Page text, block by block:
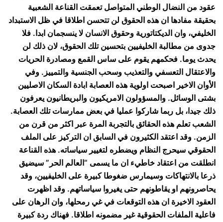
عقود من النضال الوطني المتواصل تعمقت القناعة الشعبية
بحقيقة مفادها ان هذه الحقوق لن تتحسن اطلاقا في ظل الاستبداد
الخليفي، وان الديكتاتورية وحقوق الانسان لا ينسجمان ابدا. فلا
جدوى من مطالبة الخليفيين بتحسين تلك الحقوق، لان ذلك لن
يحدث يوما. فحكمهم يقوم على ساس القمع ومصادرة الحريات
والاعتقال التعسفي والتعذيب وسحب الجنسية والتمييز. وفي
الأوان الاخير اصبحت اولوية هذه العصابة ابادة السكان الاصليين
بشتى الوسائل. والمسؤولون الامريكيون والبريطانيون يعرفون
ذلك جيدا، بل ربما شاركوا عمليا في بعض ممارسات تلك العصابة.
الشعب تعلم هذه الحقائق بالتجربة المرة عبر اكثر من قرن من
الزمن. وقد اعتقد الكثيرون في السابق ان التركيز على الملف
الحقوقي سيحرج النظام ويضطره لتغيير سياساته. هذه القناعة
انطلقت من اعتقاد خاطيء ان ما يسمى “العالم الحر” سيضيق
ذرعا بالانتهاكات وسيمارس ضغوطا كبيرة على الخليفيين، وقد
يحاصرونهم او يقاطونهم حتى يغيروا سياساتهم. وقد اظهرت
العقود الاخيرة ان هذه التوقعات في غي رمحلها، وان الرهان على
فاعلية الملفات الحقوقية غير مضمونه اطلاقا. فهناك ردة كبيرة